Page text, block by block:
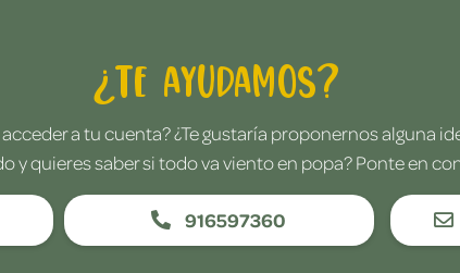
¿Te ayudamos?
a tu cuenta? ¿Te gustaría proponernos alguna
y quieres saber si todo va viento en popa? Ponte en
916597360